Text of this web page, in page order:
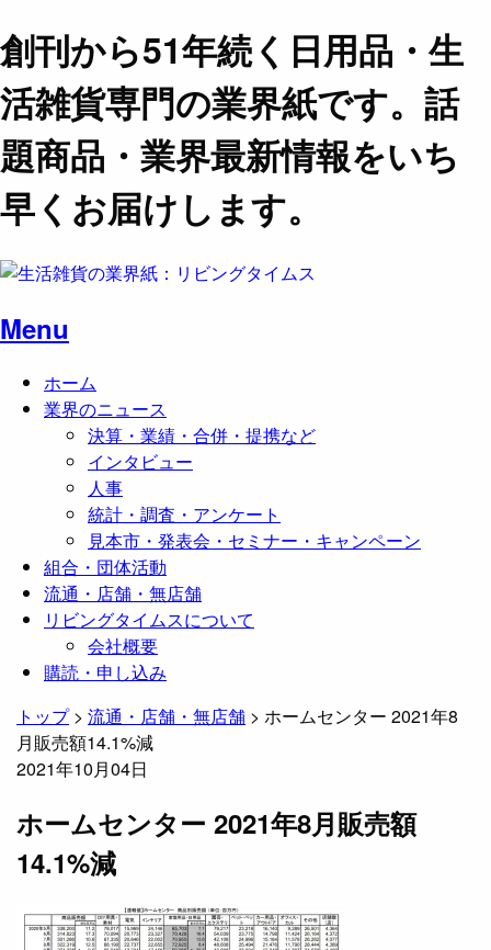
創刊から51年続く日用品・生
活雑貨専門の業界紙です。話
題商品・業界最新情報をいち
早くお届けします。
Menu
ホーム
業界のニュース
決算・業績・合併・提携など
インタビュー
人事
統計・調査・アンケート
見本市・発表会・セミナー・キャンペーン
組合・団体活動
流通・店舗・無店舗
リビングタイムスについて
会社概要
購読・申し込み
トップ> 流通・店舗・無店舗 > ホームセンター 2021年8
月販売額14.1%減
2021年10月04日
ホームセンター 2021年8月販売額
14.1%減